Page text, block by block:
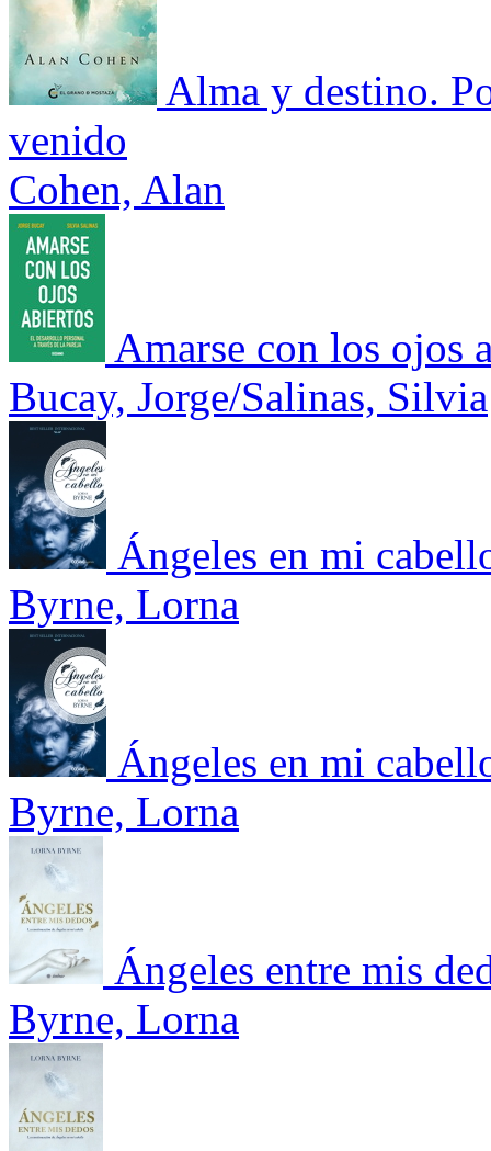
Alma y destino.
venido
Cohen, Alan
Amarse con los ojos
Bucay, Jorge/Salinas, Silvia
Ángeles en mi
Byrne, Lorna
Ángeles en mi
Byrne, Lorna
Ángeles entre mis
Byrne, Lorna